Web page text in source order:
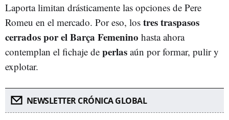
Laporta limitan drásticamente las opciones de Pere
Romeu en el mercado. Por eso, los tres traspasos
cerrados por el Barça Femenino hasta ahora
contemplan el fichaje de perlas aún por formar, pulir y
explotar.
NEWSLETTER CRÓNICA GLOBAL